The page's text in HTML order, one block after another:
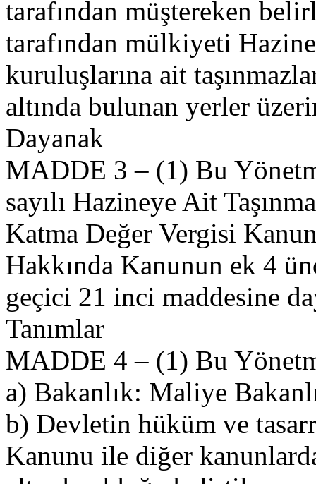
tarafından müştereken
tarafından mülkiyeti
kuruluşlarına ait
altında bulunan yerler
Dayanak
MADDE 3 – (1) Bu
sayılı Hazineye Ait
Katma Değer Vergisi
Hakkında Kanunun ek 4
geçici 21 inci maddesine
Tanımlar
MADDE 4 – (1) Bu
a) Bakanlık: Maliye
b) Devletin hüküm ve
Kanunu ile diğer